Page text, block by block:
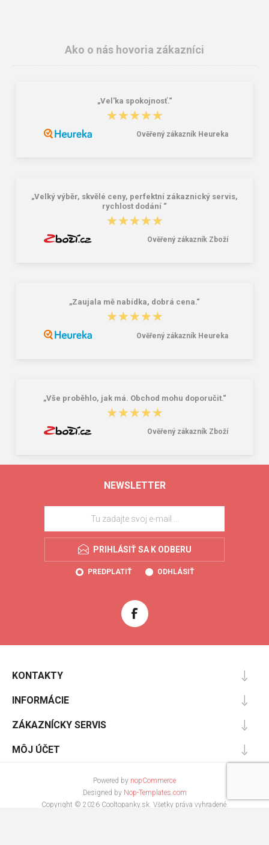
Ako o nás hovoria zákazníci
„Vel'ka spokojnosť.“
★★★★★
★★★★★
Ověřený zákazník Heureka
„Velký výběr, skvělé ceny, perfektní zákaznický servis,
rychlost dodání “
★★★★★
★★★★★
Ověřený zákazník Zboží
„Zaujala mě nabídka, dobrá cena.“
★★★★★
★★★★★
Ověřený zákazník Heureka
„Vše proběhlo, jak má. Obchod mohu doporučit.“
★★★★★
★★★★★
Ověřený zákazník Zboží
NEWSLETTER
PRIHLÁSIŤ SA K ODBERU
PREDPLATIŤ ODHLÁSIŤ
KONTAKTY
INFORMÁCIE
ZÁKAZNÍCKY SERVIS
MÔJ ÚČET
Powered by nopCommerce
Designed by Nop-Templates.com
Copyright © 2026 Cooltopanky.sk. Všetky práva vyhradené.